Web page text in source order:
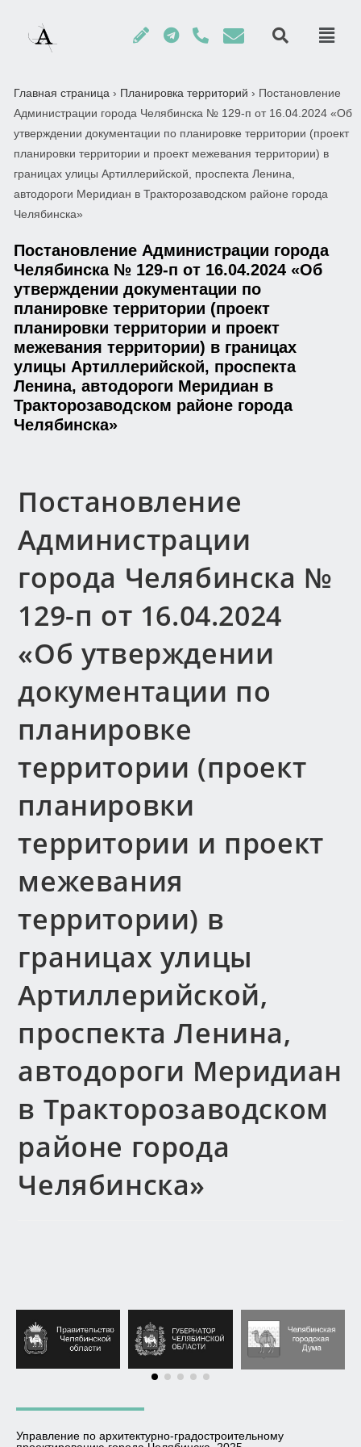
Главная страница › Планировка территорий › Постановление
Администрации города Челябинска № 129-п от 16.04.2024 «Об
утверждении документации по планировке территории (проект
планировки территории и проект межевания территории) в
границах улицы Артиллерийской, проспекта Ленина,
автодороги Меридиан в Тракторозаводском районе города
Челябинска»
Постановление Администрации города
Челябинска № 129-п от 16.04.2024 «Об
утверждении документации по
планировке территории (проект
планировки территории и проект
межевания территории) в границах
улицы Артиллерийской, проспекта
Ленина, автодороги Меридиан в
Тракторозаводском районе города
Челябинска»
Постановление
Администрации
города Челябинска №
129-п от 16.04.2024
«Об утверждении
документации по
планировке
территории (проект
планировки
территории и проект
межевания
территории) в
границах улицы
Артиллерийской,
проспекта Ленина,
автодороги Меридиан
в Тракторозаводском
районе города
Челябинска»
Управление по архитектурно-градостроительному